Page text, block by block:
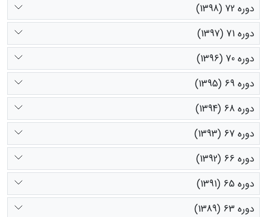
دوره 72 (1398)
دوره 71 (1397)
دوره 70 (1396)
دوره 69 (1395)
دوره 68 (1394)
دوره 67 (1393)
دوره 66 (1392)
دوره 65 (1391)
دوره 63 (1389)